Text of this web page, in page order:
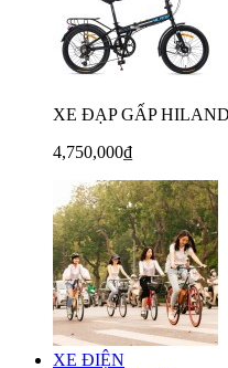
XE ĐẠP GẤP
4,750,000₫
XE ĐIỆN